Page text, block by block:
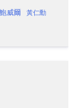
鮑威爾 黃仁勳